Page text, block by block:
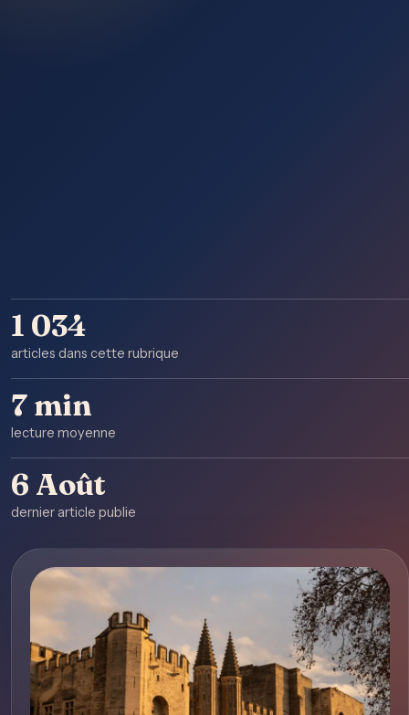
1 034
articles dans cette rubrique
7 min
lecture moyenne
6 Août
dernier article publie